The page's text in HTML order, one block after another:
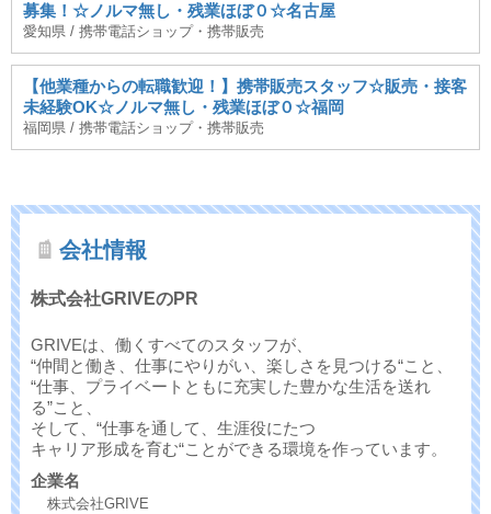
募集！☆ノルマ無し・残業ほぼ０☆名古屋
愛知県 / 携帯電話ショップ・携帯販売
【他業種からの転職歓迎！】携帯販売スタッフ☆販売・接客
未経験OK☆ノルマ無し・残業ほぼ０☆福岡
福岡県 / 携帯電話ショップ・携帯販売
会社情報
株式会社GRIVEのPR
GRIVEは、働くすべてのスタッフが、
“仲間と働き、仕事にやりがい、楽しさを見つける“こと、
“仕事、プライベートともに充実した豊かな生活を送れ
る”こと、
そして、“仕事を通して、生涯役にたつ
キャリア形成を育む“ことができる環境を作っています。
企業名
株式会社GRIVE